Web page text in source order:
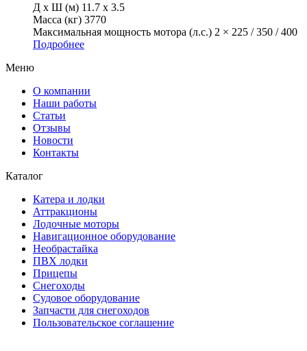
Д х Ш (м) 11.7 х 3.5
Масса (кг) 3770
Максимальная мощность мотора (л.с.) 2 × 225 / 350 / 400
Подробнее
Меню
О компании
Наши работы
Статьи
Отзывы
Новости
Контакты
Каталог
Катера и лодки
Аттракционы
Лодочные моторы
Навигационное оборудование
Необрастайка
ПВХ лодки
Прицепы
Снегоходы
Судовое оборудование
Запчасти для снегоходов
Пользовательское соглашение